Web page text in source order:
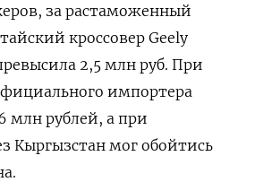
за растаможенный
кроссовер Geely
2,5 млн руб. При
импортера
млн рублей, а при
Кыргызстан мог обойтись